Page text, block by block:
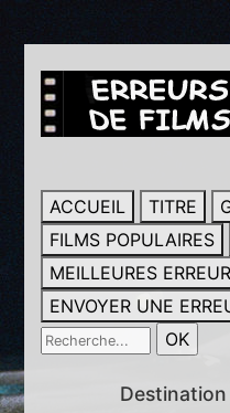
ACCUEIL TITRE
FILMS POPULAIRES
MEILLEURES
ENVOYER UNE